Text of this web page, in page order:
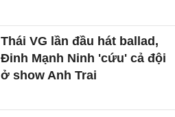
Thái VG lần đầu hát ballad,
Đinh Mạnh Ninh 'cứu' cả đội
ở show Anh Trai